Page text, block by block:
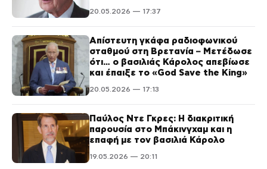
20.05.2026 — 17:37
Απίστευτη γκάφα ραδιοφωνικού
σταθμού στη Βρετανία – Μετέδωσε
ότι… ο βασιλιάς Κάρολος απεβίωσε
και έπαιξε το «God Save the King»
20.05.2026 — 17:13
Παύλος Ντε Γκρες: Η διακριτική
παρουσία στο Μπάκινγχαμ και η
επαφή με τον βασιλιά Κάρολο
19.05.2026 — 20:11